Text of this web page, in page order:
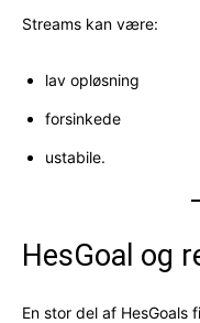
Streams kan være:
lav opløsning
forsinkede
ustabile.
HesGoal og
En stor del af HesGoals